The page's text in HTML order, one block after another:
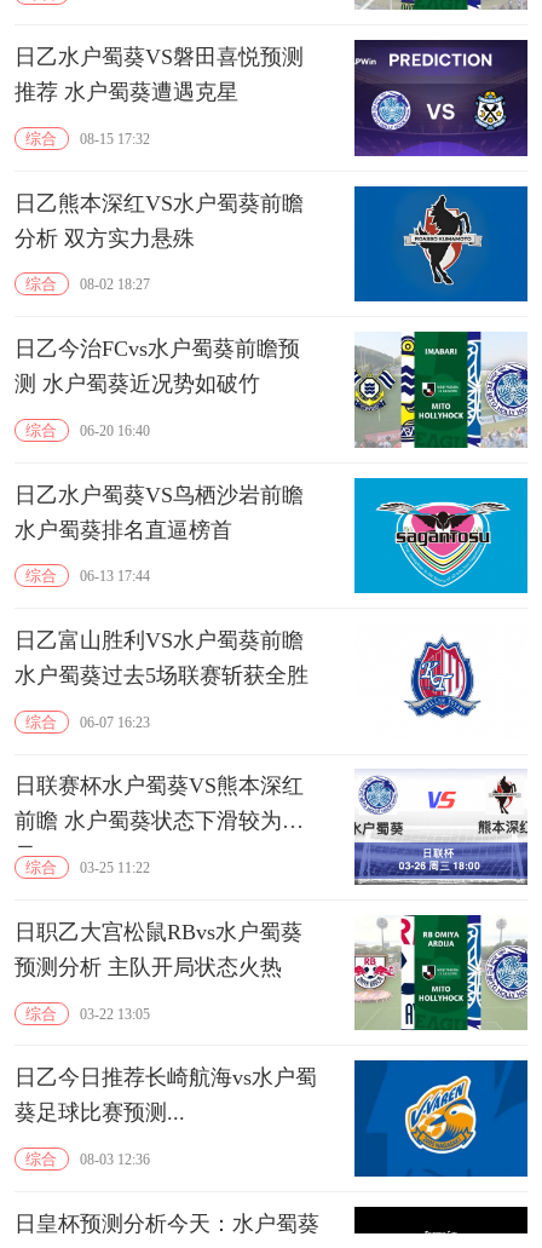
日乙水户蜀葵VS磐田喜悦预测
推荐 水户蜀葵遭遇克星
综合 08-15 17:32
日乙熊本深红VS水户蜀葵前瞻
分析 双方实力悬殊
综合 08-02 18:27
日乙今治FCvs水户蜀葵前瞻预
测 水户蜀葵近况势如破竹
综合 06-20 16:40
日乙水户蜀葵VS鸟栖沙岩前瞻
水户蜀葵排名直逼榜首
综合 06-13 17:44
日乙富山胜利VS水户蜀葵前瞻
水户蜀葵过去5场联赛斩获全胜
综合 06-07 16:23
日联赛杯水户蜀葵VS熊本深红
前瞻 水户蜀葵状态下滑较为明
显综合 03-25 11:22
日职乙大宫松鼠RBvs水户蜀葵
预测分析 主队开局状态火热
综合 03-22 13:05
日乙今日推荐长崎航海vs水户蜀
葵足球比赛预测...
综合 08-03 12:36
日皇杯预测分析今天：水户蜀葵